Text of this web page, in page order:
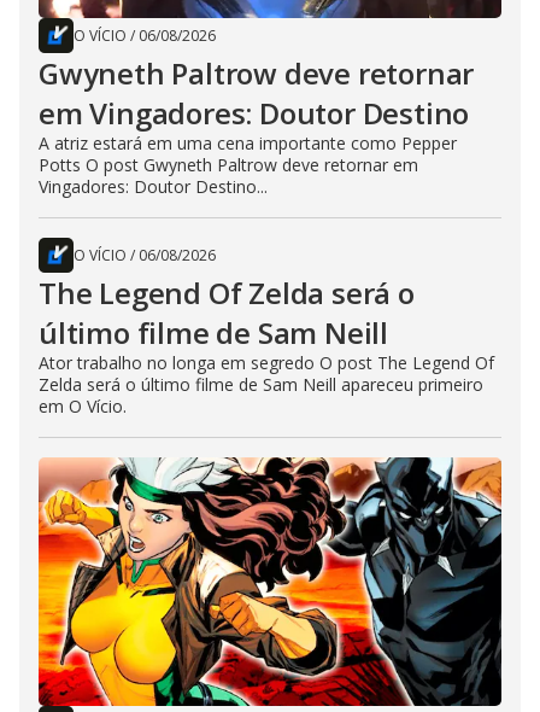
O VÍCIO / 06/08/2026
Gwyneth Paltrow deve retornar
em Vingadores: Doutor Destino
A atriz estará em uma cena importante como Pepper
Potts O post Gwyneth Paltrow deve retornar em
Vingadores: Doutor Destino...
O VÍCIO / 06/08/2026
The Legend Of Zelda será o
último filme de Sam Neill
Ator trabalho no longa em segredo O post The Legend Of
Zelda será o último filme de Sam Neill apareceu primeiro
em O Vício.